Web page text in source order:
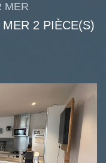
MER
2 PIÈCE(S)